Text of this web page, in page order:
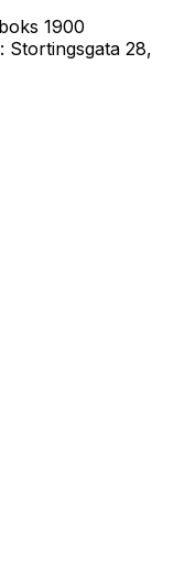
1900
Stortingsgata 28,